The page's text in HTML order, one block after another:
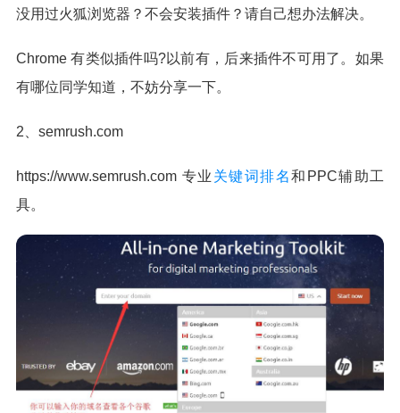
没用过火狐浏览器？不会安装插件？请自己想办法解决。
Chrome 有类似插件吗?以前有，后来插件不可用了。如果
有哪位同学知道，不妨分享一下。
2、semrush.com
https://www.semrush.com 专业 关键词排名和PPC辅助工
具。